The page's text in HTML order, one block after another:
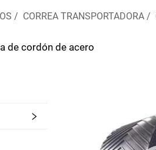
/ CORREA TRANSPORTADORA /
de cordón de acero